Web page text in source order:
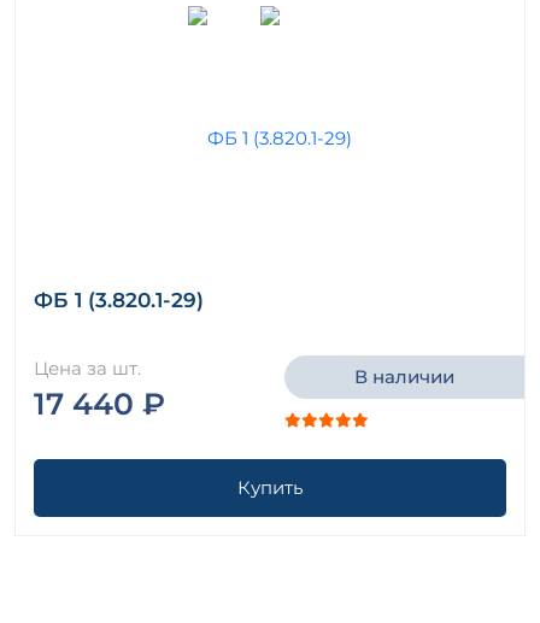
ФБ 1 (3.820.1-29)
Цена за шт.
17 440 ₽
В наличии
Купить